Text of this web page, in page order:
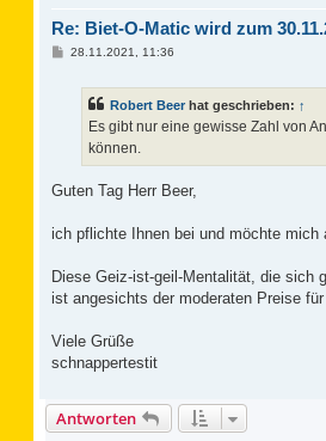
Re: Biet-O-Matic wird zum
B28.11.2021, 11:36
Robert Beer hat geschrieben: ↑
Es gibt nur eine gewisse Zahl von
können.
Guten Tag Herr Beer,
ich pflichte Ihnen bei und möchte
Diese Geiz-ist-geil-Mentalität, die sich
ist angesichts der moderaten Preise
Viele Grüße
schnappertestit
Antworten